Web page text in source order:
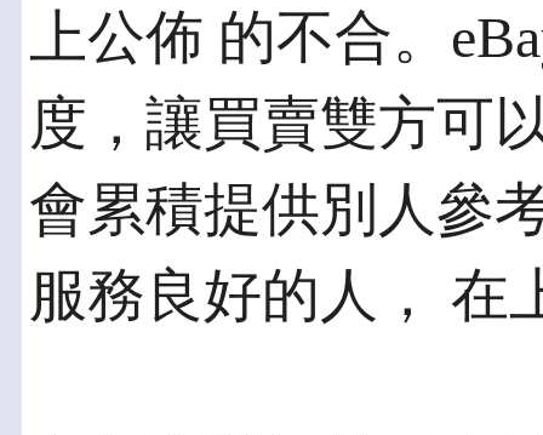
上公佈 的不合。
度，讓買賣雙方可
會累積提供別人參
服務良好的人， 在